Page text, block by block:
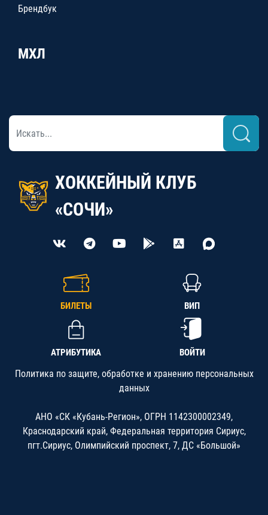
Брендбук
МХЛ
ХОККЕЙНЫЙ КЛУБ
«СОЧИ»
БИЛЕТЫ ВИП
АТРИБУТИКА ВОЙТИ
Политика по защите, обработке и хранению персональных
данных
АНО «СК «Кубань-Регион», ОГРН 1142300002349,
Краснодарский край, Федеральная территория Сириус,
пгт.Сириус, Олимпийский проспект, 7, ДС «Большой»